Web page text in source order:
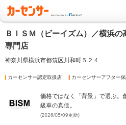
ＢＩＳＭ（ビーイズム）／横浜の
専門店
神奈川県横浜市都筑区川和町５２４
カーセンサー認定取扱店 カーセンサーアフター
価格ではなく「背景」で選ぶ。
級車の真価。
(2026/05/09更新)